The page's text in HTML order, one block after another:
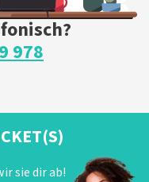
978
sie dir ab!